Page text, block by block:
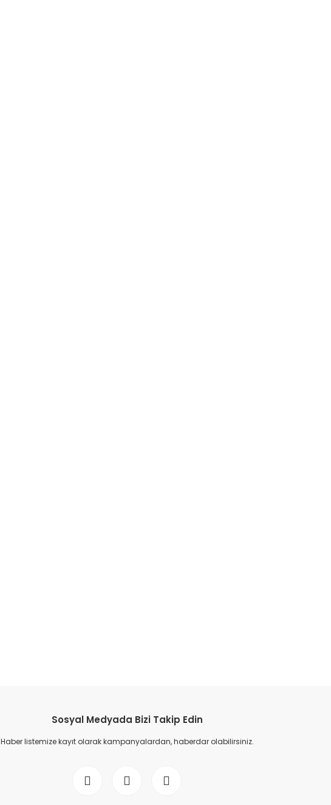
Sosyal Medyada Bizi Takip Edin
Haber listemize kayıt olarak kampanyalardan, haberdar olabilirsiniz.